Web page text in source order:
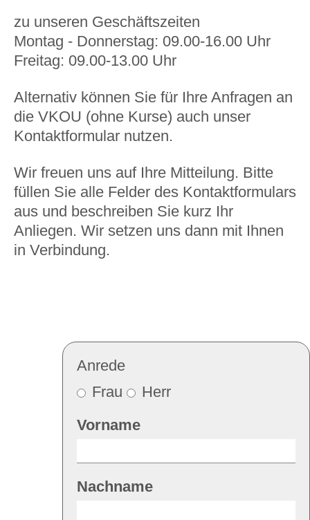
zu unseren Geschäftszeiten
Montag - Donnerstag: 09.00-16.00 Uhr
Freitag: 09.00-13.00 Uhr
Alternativ können Sie für Ihre Anfragen an
die VKOU (ohne Kurse) auch unser
Kontaktformular nutzen.
Wir freuen uns auf Ihre Mitteilung. Bitte
füllen Sie alle Felder des Kontaktformulars
aus und beschreiben Sie kurz Ihr
Anliegen. Wir setzen uns dann mit Ihnen
in Verbindung.
Anrede
Frau
Herr
Vorname
Nachname